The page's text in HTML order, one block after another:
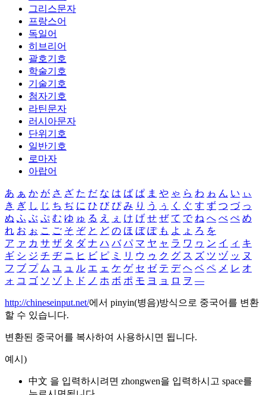
그리스문자
프랑스어
독일어
히브리어
괄호기호
학술기호
기술기호
첨자기호
라틴문자
러시아문자
단위기호
일반기호
로마자
아랍어
あ ぁ か が さ ざ た だ な は ば ぱ ま や ゃ ら わ ゎ ん い ぃ
き ぎ し じ ち ぢ に ひ び ぴ み り う ぅ く ぐ す ず つ づ っ
ぬ ふ ぶ ぷ む ゆ ゅ る え ぇ け げ せ ぜ て で ね へ べ ぺ め
れ お ぉ こ ご そ ぞ と ど の ほ ぼ ぽ も よ ょ ろ を
ア ァ カ サ ザ タ ダ ナ ハ バ パ マ ヤ ャ ラ ワ ヮ ン イ ィ キ
ギ シ ジ チ ヂ ニ ヒ ビ ピ ミ リ ウ ゥ ク グ ス ズ ツ ヅ ッ ヌ
フ ブ プ ム ユ ュ ル エ ェ ケ ゲ セ ゼ テ デ ヘ ベ ペ メ レ オ
ォ コ ゴ ソ ゾ ト ド ノ ホ ボ ポ モ ヨ ョ ロ ヲ ―
http://chineseinput.net/에서 pinyin(병음)방식으로 중국어를 변환
할 수 있습니다.
변환된 중국어를 복사하여 사용하시면 됩니다.
예시)
中文 을 입력하시려면 zhongwen을 입력하시고 space를